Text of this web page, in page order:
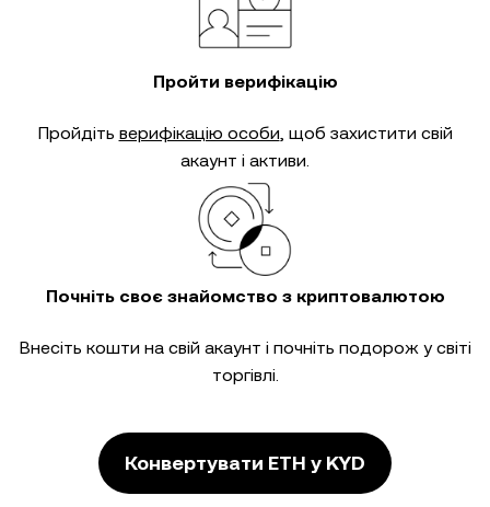
Пройти верифікацію
Пройдіть верифікацію особи, щоб захистити свій
акаунт і активи.
Почніть своє знайомство з криптовалютою
Внесіть кошти на свій акаунт і почніть подорож у світі
торгівлі.
Конвертувати ETH у KYD